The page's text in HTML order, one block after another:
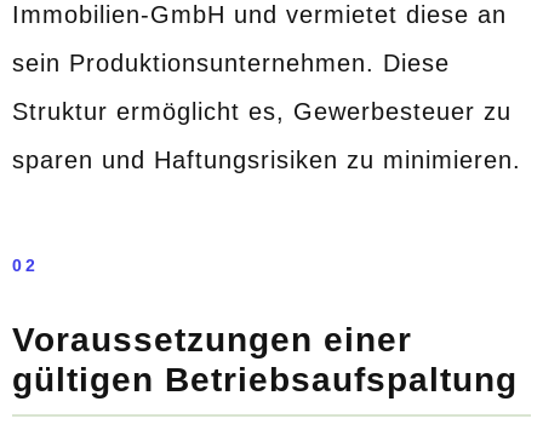
Immobilien-GmbH und vermietet diese an
sein Produktionsunternehmen. Diese
Struktur ermöglicht es, Gewerbesteuer zu
sparen und Haftungsrisiken zu minimieren.
02
Voraussetzungen einer
gültigen Betriebsaufspaltung